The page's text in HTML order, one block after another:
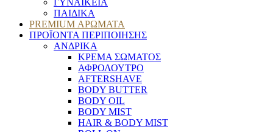
ΓΥΝΑΙΚΕΙΑ
ΠΑΙΔΙΚΑ
PREMIUM ΑΡΩΜΑΤΑ
ΠΡΟΪΟΝΤΑ ΠΕΡΙΠΟΙΗΣΗΣ
ΑΝΔΡΙΚΑ
ΚΡΕΜΑ ΣΩΜΑΤΟΣ
ΑΦΡΟΛΟΥΤΡΟ
AFTERSHAVE
BODY BUTTER
BODY OIL
BODY MIST
HAIR & BODY MIST